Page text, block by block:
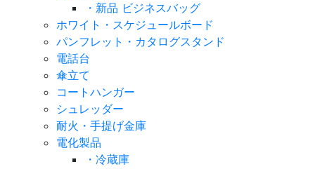
・新品 ビジネスバッグ
ホワイト・スケジュールボード
パンフレット・カタログスタンド
電話台
傘立て
コートハンガー
シュレッダー
耐火・手提げ金庫
電化製品
・冷蔵庫